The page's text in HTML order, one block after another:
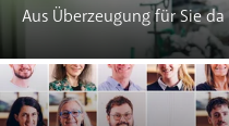
Aus Überzeugung für Sie da